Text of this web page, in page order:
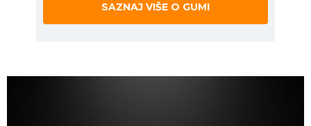
SAZNAJ VIŠE O GUMI